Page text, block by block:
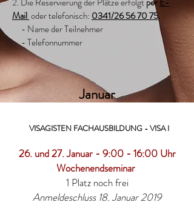
Mail oder telefonisch: 0341/26 56 70 75.
- Name der Teilnehmer
- Telefonnummer
Januar
VISAGISTEN FACHAUSBILDUNG - VISA I
26. und 27. Januar - 9:00 - 16:00 Uhr
Wochenendseminar
1 Platz noch frei
Anmeldeschluss 18. Januar 2019